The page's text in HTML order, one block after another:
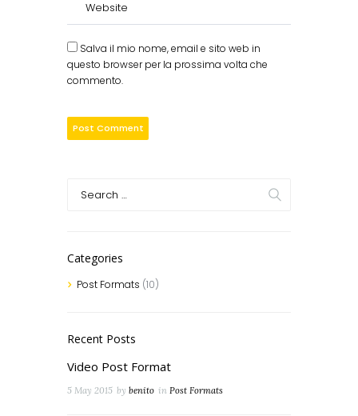
Salva il mio nome, email e sito web in
questo browser per la prossima volta che
commento.
Categories
Post Formats (10)
Recent Posts
Video Post Format
5 May 2015 by benito in Post Formats